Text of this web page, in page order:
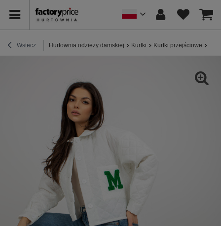
Wstecz Hurtownia odzieży damskiej Kurtki Kurtki przejściowe